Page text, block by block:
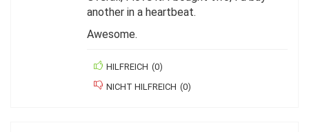
another in a heartbeat.
Awesome.
HILFREICH (0)
NICHT HILFREICH (0)